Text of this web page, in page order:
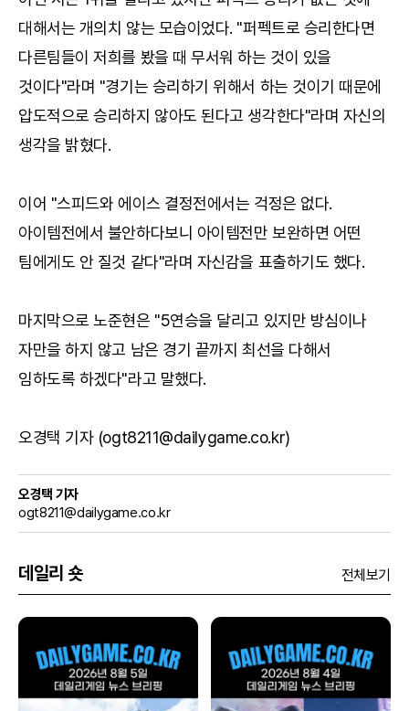
대해서는 개의치 않는 모습이었다. "퍼펙트로 승리한다면
다른팀들이 저희를 봤을 때 무서워 하는 것이 있을
것이다"라며 "경기는 승리하기 위해서 하는 것이기 때문에
압도적으로 승리하지 않아도 된다고 생각한다"라며 자신의
생각을 밝혔다.
이어 "스피드와 에이스 결정전에서는 걱정은 없다.
아이템전에서 불안하다보니 아이템전만 보완하면 어떤
팀에게도 안 질것 같다"라며 자신감을 표출하기도 했다.
마지막으로 노준현은 "5연승을 달리고 있지만 방심이나
자만을 하지 않고 남은 경기 끝까지 최선을 다해서
임하도록 하겠다"라고 말했다.
오경택 기자 (ogt8211@dailygame.co.kr)
오경택 기자
ogt8211@dailygame.co.kr
데일리 숏 전체보기